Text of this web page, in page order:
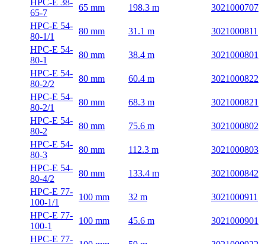
HPC-E 38-
65-7
65 mm 198.3 m
3021000707
HPC-E 54-
80-1/1
80 mm 31.1 m
3021000811
HPC-E 54-
80-1
80 mm 38.4 m
3021000801
HPC-E 54-
80-2/2
80 mm 60.4 m
3021000822
HPC-E 54-
80-2/1
80 mm 68.3 m
3021000821
HPC-E 54-
80-2
80 mm 75.6 m
3021000802
HPC-E 54-
80-3
80 mm 112.3 m
3021000803
HPC-E 54-
80-4/2
80 mm 133.4 m
3021000842
HPC-E 77-
100-1/1
100 mm 32 m
3021000911
HPC-E 77-
100-1
100 mm 45.6 m
3021000901
HPC-E 77-